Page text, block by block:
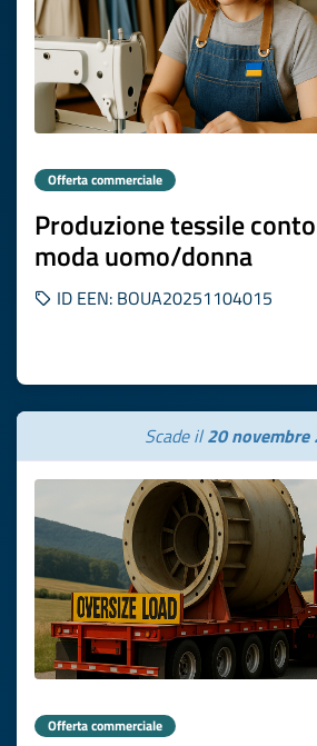
Offerta commerciale
Produzione tessile
moda uomo/donna
ID EEN: BOUA20251104015
Scade il20 novembre
Offerta commerciale